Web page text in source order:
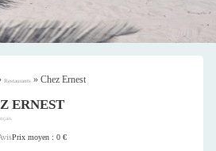
Restaurants » Chez Ernest
ERNEST
Prix moyen : 0 €